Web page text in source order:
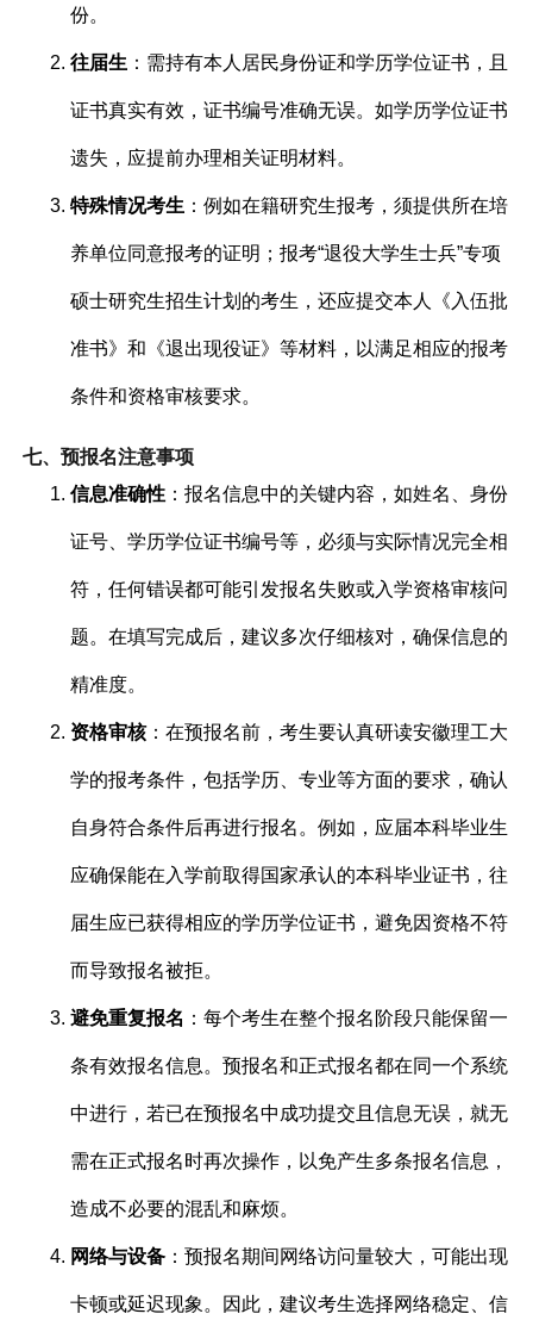
份。
往届生 ：需持有本人居民身份证和学历学位证书，且
证书真实有效，证书编号准确无误。如学历学位证书
遗失，应提前办理相关证明材料。
特殊情况考生 ：例如在籍研究生报考，须提供所在培
养单位同意报考的证明；报考“退役大学生士兵”专项
硕士研究生招生计划的考生，还应提交本人《入伍批
准书》和《退出现役证》等材料，以满足相应的报考
条件和资格审核要求。
七、预报名注意事项
信息准确性 ：报名信息中的关键内容，如姓名、身份
证号、学历学位证书编号等，必须与实际情况完全相
符，任何错误都可能引发报名失败或入学资格审核问
题。在填写完成后，建议多次仔细核对，确保信息的
精准度。
资格审核：在预报名前，考生要认真研读安徽理工大
学的报考条件，包括学历、专业等方面的要求，确认
自身符合条件后再进行报名。例如，应届本科毕业生
应确保能在入学前取得国家承认的本科毕业证书，往
届生应已获得相应的学历学位证书，避免因资格不符
而导致报名被拒。
避免重复报名 ：每个考生在整个报名阶段只能保留一
条有效报名信息。预报名和正式报名都在同一个系统
中进行，若已在预报名中成功提交且信息无误，就无
需在正式报名时再次操作，以免产生多条报名信息，
造成不必要的混乱和麻烦。
网络与设备 ：预报名期间网络访问量较大，可能出现
卡顿或延迟现象。因此，建议考生选择网络稳定、信